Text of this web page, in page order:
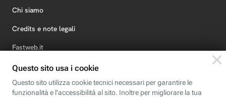
Chi siamo
Credits e note legali
Fastweb.it
Formazione
Fastweb Digital Academy